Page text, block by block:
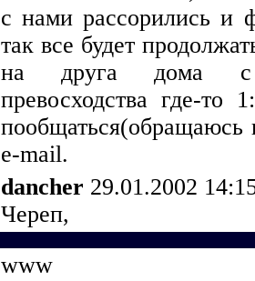
с нами рассорились и
так все будет
на друга дома с
превосходства где-то
e-mail.
dancher 29.01.2002
Череп,
www